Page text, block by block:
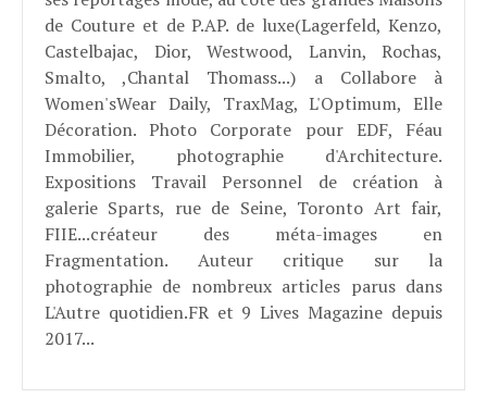
de Couture et de P.AP. de luxe(Lagerfeld, Kenzo,
Castelbajac, Dior, Westwood, Lanvin, Rochas,
Smalto, ,Chantal Thomass...) a Collabore à
Women'sWear Daily, TraxMag, L'Optimum, Elle
Décoration. Photo Corporate pour EDF, Féau
Immobilier, photographie d'Architecture.
Expositions Travail Personnel de création à
galerie Sparts, rue de Seine, Toronto Art fair,
FIIE...créateur des méta-images en
Fragmentation. Auteur critique sur la
photographie de nombreux articles parus dans
L'Autre quotidien.FR et 9 Lives Magazine depuis
2017...